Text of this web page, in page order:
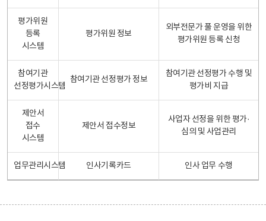
평가위원
등록
시스템
평가위원 정보
외부전문가 풀 운영을 위한
평가위원 등록 신청
참여기관
선정평가시스템
참여기관 선정평가 정보
참여기관 선정평가 수행 및
평가비 지급
제안서
접수
시스템
제안서 접수정보
사업자 선정을 위한 평가·
심의 및 사업관리
업무관리시스템 인사기록카드 인사 업무 수행